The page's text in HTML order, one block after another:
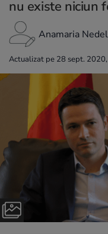
nu existe niciun
Anamaria
Actualizat pe 28 sept.